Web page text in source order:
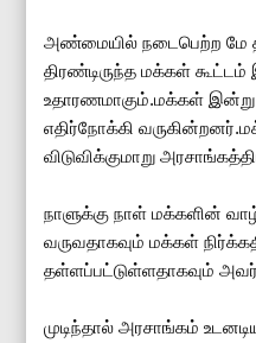
அண்மையில் நடைபெற்ற மே
திரண்டிருந்த மக்கள் கூட்டம்
உதாரணமாகும்.மக்கள் இன்று
எதிர்நோக்கி
விடுவிக்குமாறு
நாளுக்கு நாள் மக்களின்
வருவதாகவும் மக்கள்
தள்ளப்பட்டுள்ளதாகவும் அவர்
முடிந்தால் அரசாங்கம்